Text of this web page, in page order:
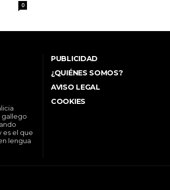
0
gallego
es el que
lengua
PUBLICIDAD
¿QUIÉNES SOMOS?
AVISO LEGAL
COOKIES